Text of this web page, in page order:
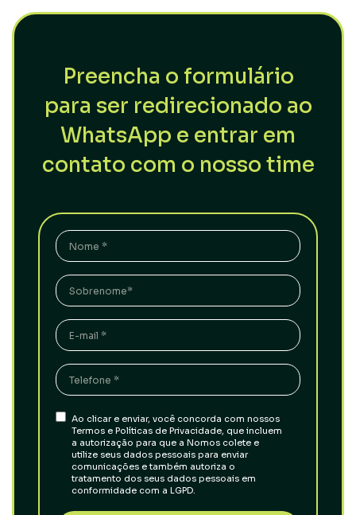
Preencha o formulário
para ser redirecionado ao
WhatsApp e entrar em
contato com o nosso time
Ao clicar e enviar, você concorda com nossos
Termos e Políticas de Privacidade, que incluem
a autorização para que a Nomos colete e
utilize seus dados pessoais para enviar
comunicações e também autoriza o
tratamento dos seus dados pessoais em
conformidade com a LGPD.